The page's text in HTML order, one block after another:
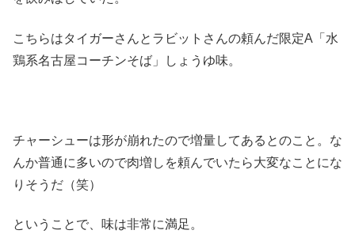
こちらはタイガーさんとラビットさんの頼んだ限定A「水
鶏系名古屋コーチンそば」しょうゆ味。
チャーシューは形が崩れたので増量してあるとのこと。な
んか普通に多いので肉増しを頼んでいたら大変なことにな
りそうだ（笑）
ということで、味は非常に満足。